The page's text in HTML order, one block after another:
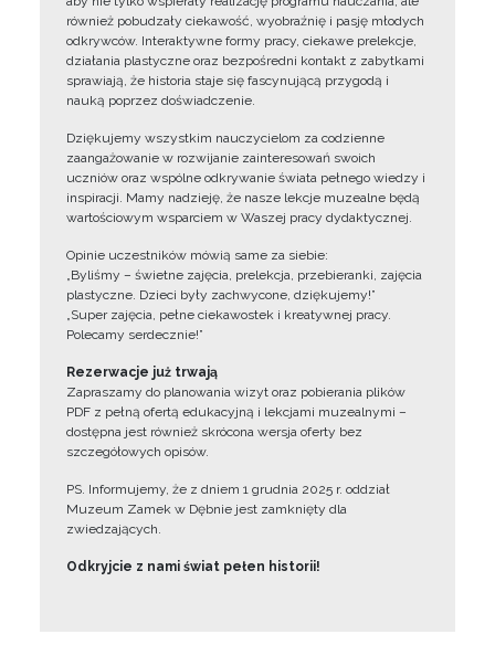
również pobudzały ciekawość, wyobraźnię i pasję młodych
odkrywców. Interaktywne formy pracy, ciekawe prelekcje,
działania plastyczne oraz bezpośredni kontakt z zabytkami
sprawiają, że historia staje się fascynującą przygodą i
nauką poprzez doświadczenie.
Dziękujemy wszystkim nauczycielom za codzienne
zaangażowanie w rozwijanie zainteresowań swoich
uczniów oraz wspólne odkrywanie świata pełnego wiedzy i
inspiracji. Mamy nadzieję, że nasze lekcje muzealne będą
wartościowym wsparciem w Waszej pracy dydaktycznej.
Opinie uczestników mówią same za siebie:
„Byliśmy – świetne zajęcia, prelekcja, przebieranki, zajęcia
plastyczne. Dzieci były zachwycone, dziękujemy!”
„Super zajęcia, pełne ciekawostek i kreatywnej pracy.
Polecamy serdecznie!”
Rezerwacje już trwają
Zapraszamy do planowania wizyt oraz pobierania plików
PDF z pełną ofertą edukacyjną i lekcjami muzealnymi –
dostępna jest również skrócona wersja oferty bez
szczegółowych opisów.
PS. Informujemy, że z dniem 1 grudnia 2025 r. oddział
Muzeum Zamek w Dębnie jest zamknięty dla
zwiedzających.
Odkryjcie z nami świat pełen historii!